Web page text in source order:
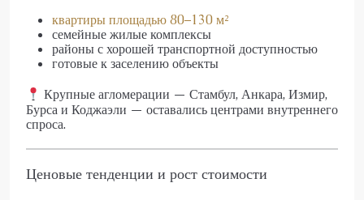
квартиры площадью 80–130 м²
семейные жилые комплексы
районы с хорошей транспортной доступностью
готовые к заселению объекты
Крупные агломерации — Стамбул, Анкара, Измир,
Бурса и Коджаэли — оставались центрами внутреннего
спроса.
Ценовые тенденции и рост стоимости